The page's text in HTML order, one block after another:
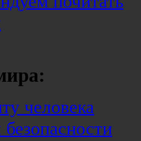
человека